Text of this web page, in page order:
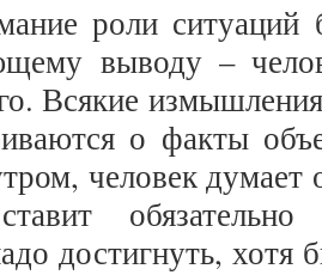
роли ситуаций
выводу –
Всякие
о факты
человек думает
достигнуть,